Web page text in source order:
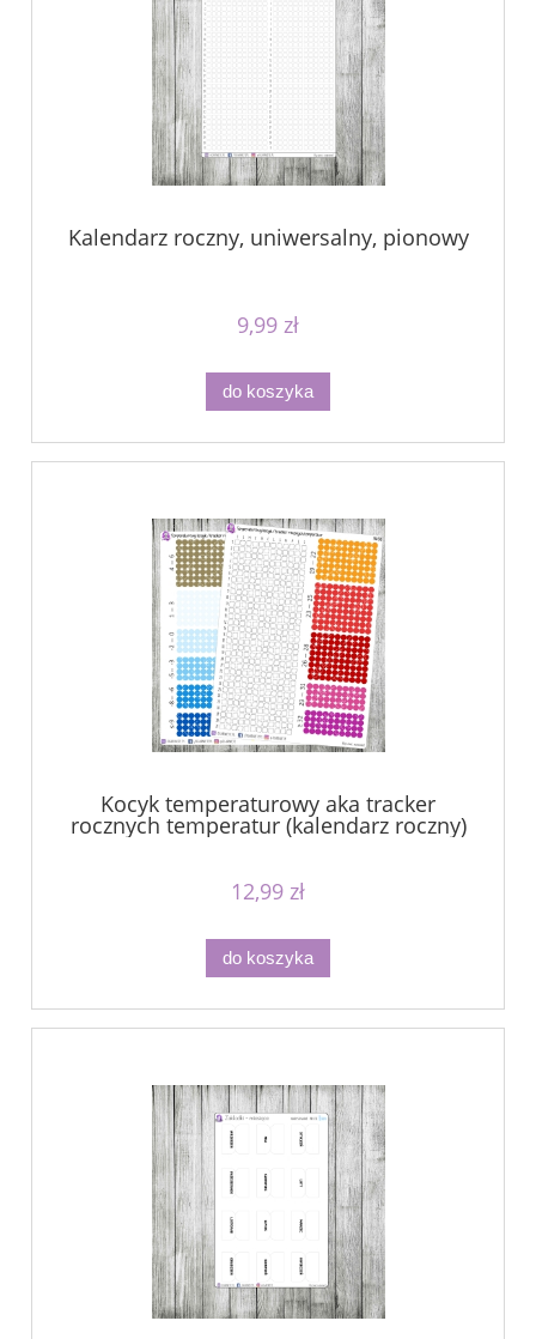
Kalendarz roczny, uniwersalny, pionowy
9,99 zł
do koszyka
Kocyk temperaturowy aka tracker
rocznych temperatur (kalendarz roczny)
12,99 zł
do koszyka